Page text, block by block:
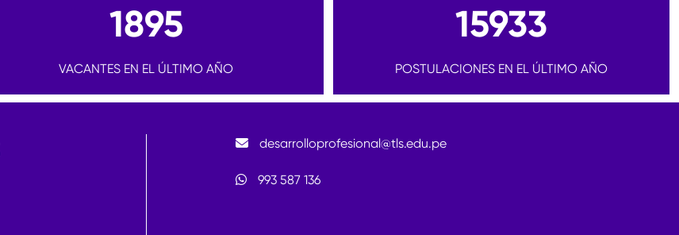
1895
VACANTES EN EL ÚLTIMO AÑO
15933
POSTULACIONES EN EL ÚLTIMO AÑO
desarrolloprofesional@tls.edu.pe
993 587 136